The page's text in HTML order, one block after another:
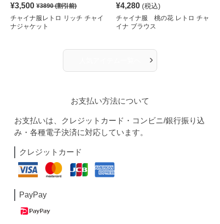
¥3,500 ¥3890(割引前)
チャイナ服レトロ リッチ チャイ
ナジャケット
¥4,280 (税込)
チャイナ服 桃の花 レトロ チャ
イナ ブラウス
›
お支払い方法について
お支払いは、クレジットカード・コンビニ/銀行振り込
み・各種電子決済に対応しています。
クレジットカード
PayPay